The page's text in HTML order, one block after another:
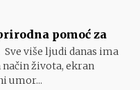
pomoć za
Sve više ljudi danas ima
način života, ekran
umor...